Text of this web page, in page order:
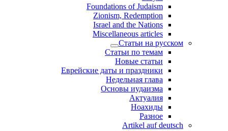
Foundations of Judaism
Zionism, Redemption
Israel and the Nations
Miscellaneous articles
Статьи на русском
Статьи по темам
Новые статьи
Еврейские даты и праздники
Недельная глава
Основы иудаизма
Актуалия
Ноахиды
Разное
Artikel auf deutsch